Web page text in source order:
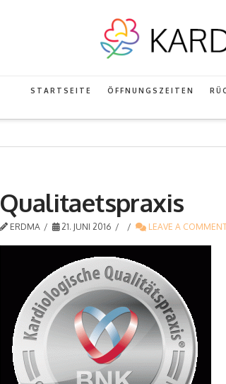
STARTSEITE ÖFFNUNGSZEITEN
Qualitaetspraxis
ERDMA 21. JUNI 2016 LEAVE A